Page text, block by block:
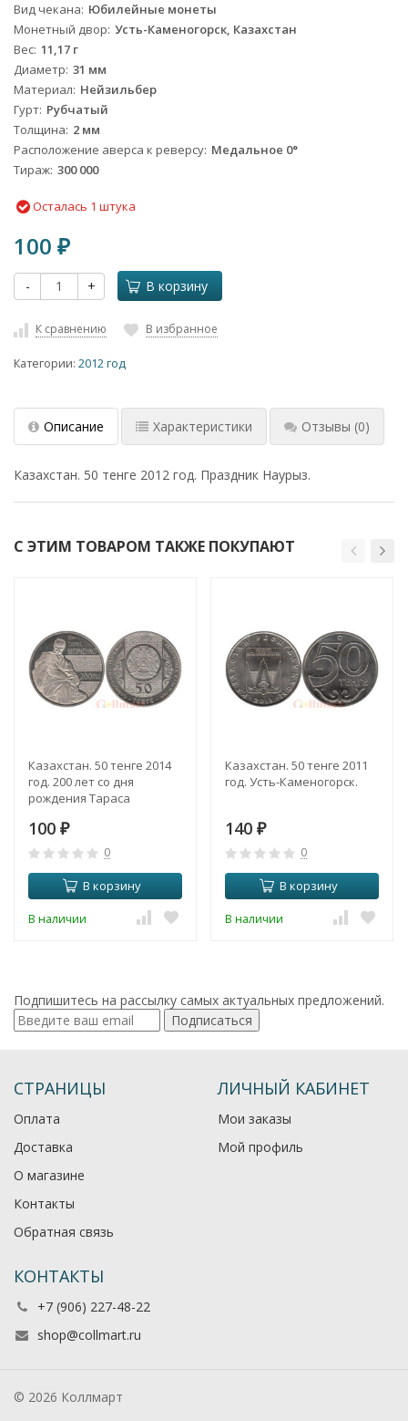
Вид чекана Юбилейные монеты
Монетный двор Усть-Каменогорск, Казахстан
Вес 11,17 г
Диаметр 31 мм
Материал Нейзильбер
Гурт Рубчатый
Толщина 2 мм
Расположение аверса к реверсу Медальное 0°
Тираж 300 000
Осталась 1 штука
100 ₽
- + В корзину
К сравнению В избранное
Категории: 2012 год
Описание Характеристики Отзывы (0)
Казахстан. 50 тенге 2012 год. Праздник Наурыз.
С ЭТИМ ТОВАРОМ ТАКЖЕ ПОКУПАЮТ
Казахстан. 50 тенге 2014
год. 200 лет со дня
рождения Тараса
100 ₽
0
В корзину
В наличии
Казахстан. 50 тенге 2011
год. Усть-Каменогорск.
140 ₽
0
В корзину
В наличии
Подпишитесь на рассылку самых актуальных предложений.
Подписаться
СТРАНИЦЫ
Оплата
Доставка
О магазине
Контакты
Обратная связь
ЛИЧНЫЙ КАБИНЕТ
Мои заказы
Мой профиль
КОНТАКТЫ
+7 (906) 227-48-22
shop@collmart.ru
© 2026 Коллмарт